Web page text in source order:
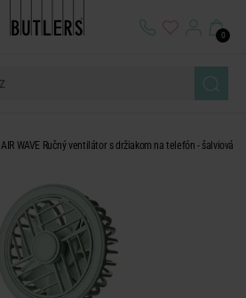
0
AIR WAVE Ručný ventilátor s držiakom na telefón - šalviová